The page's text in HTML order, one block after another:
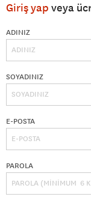
Giriş yap veya
ADINIZ
SOYADINIZ
E-POSTA
PAROLA